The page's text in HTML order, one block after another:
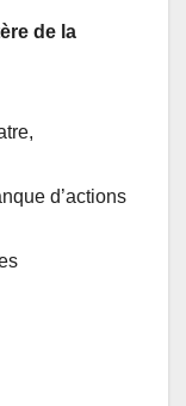
de la
d’actions